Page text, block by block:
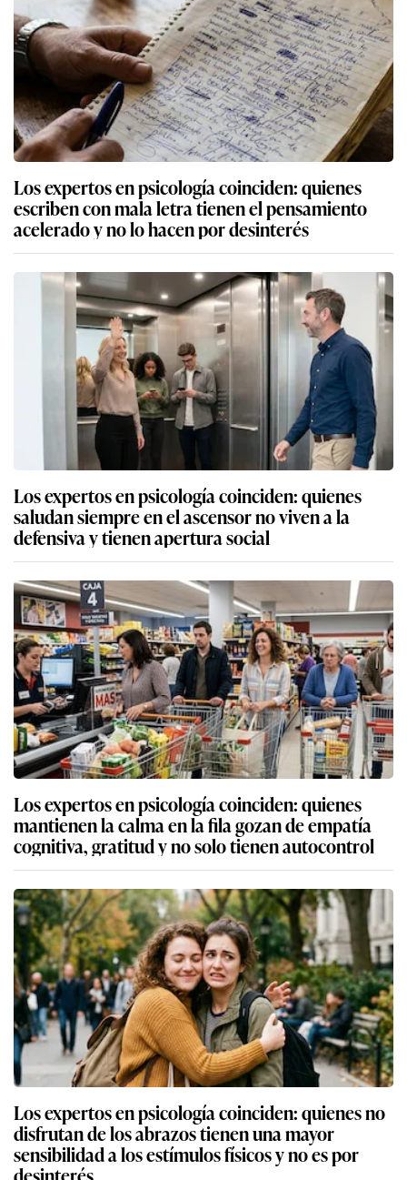
Los expertos en psicología coinciden: quienes
escriben con mala letra tienen el pensamiento
acelerado y no lo hacen por desinterés
Los expertos en psicología coinciden: quienes
saludan siempre en el ascensor no viven a la
defensiva y tienen apertura social
Los expertos en psicología coinciden: quienes
mantienen la calma en la fila gozan de empatía
cognitiva, gratitud y no solo tienen autocontrol
Los expertos en psicología coinciden: quienes no
disfrutan de los abrazos tienen una mayor
sensibilidad a los estímulos físicos y no es por
desinterés